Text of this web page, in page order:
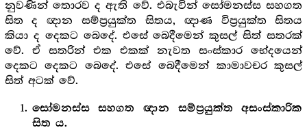
නුවණින් තොරව ද ඇති වේ. එබැවින් සෝමනස්ස සහගත
සිත ද ඥාන සම්ප්‍ර‍යුක්ත සිතය, ඥාණ විප්‍ර‍යුක්ත සිතය
කියා ද දෙකට බෙදේ. එසේ බෙදීමෙන් කුසල් සිත් සතරක්
වේ. ඒ සතරින් එක එකක් නැවත සංස්කාර භේදයෙන්
දෙකට දෙකට බෙදේ. එසේ බෙදීමෙන් කාමාවචර කුසල්
සිත් අටක් වේ.
සෝමනස්ස සහගත ඥාන සම්ප්‍ර‍යුක්ත අසංස්කාරික
සිත ය.